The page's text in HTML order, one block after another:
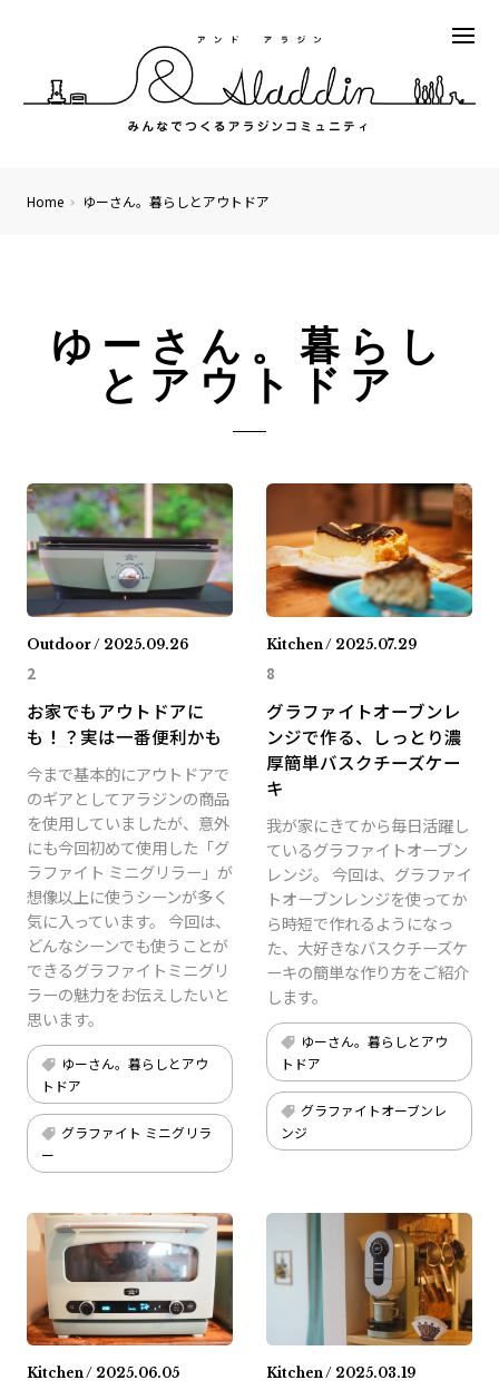
Home ゆーさん。暮らしとアウトドア
ゆーさん。暮らし
とアウトドア
Outdoor / 2025.09.26
2
お家でもアウトドアに
も！？実は一番便利かも
今まで基本的にアウトドアで
のギアとしてアラジンの商品
を使用していましたが、意外
にも今回初めて使用した「グ
ラファイト ミニグリラー」が
想像以上に使うシーンが多く
気に入っています。 今回は、
どんなシーンでも使うことが
できるグラファイトミニグリ
ラーの魅力をお伝えしたいと
思います。
ゆーさん。暮らしとアウ
トドア
グラファイト ミニグリラ
ー
Kitchen / 2025.07.29
8
グラファイトオーブンレ
ンジで作る、しっとり濃
厚簡単バスクチーズケー
キ
我が家にきてから毎日活躍し
ているグラファイトオーブン
レンジ。 今回は、グラファイ
トオーブンレンジを使ってか
ら時短で作れるようになっ
た、大好きなバスクチーズケ
ーキの簡単な作り方をご紹介
します。
ゆーさん。暮らしとアウ
トドア
グラファイトオーブンレ
ンジ
Kitchen / 2025.06.05 Kitchen / 2025.03.19